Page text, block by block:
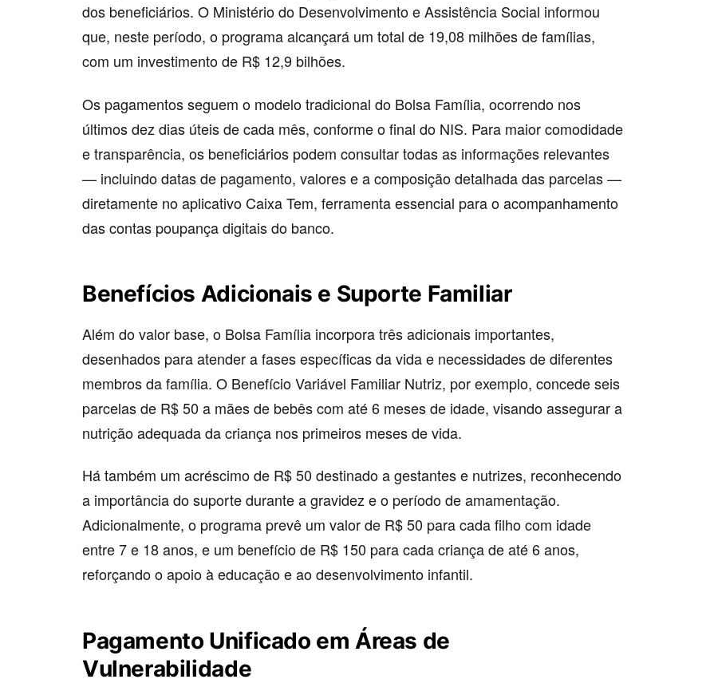
dos beneficiários. O Ministério do Desenvolvimento e Assistência Social informou
que, neste período, o programa alcançará um total de 19,08 milhões de famílias,
com um investimento de R$ 12,9 bilhões.
Os pagamentos seguem o modelo tradicional do Bolsa Família, ocorrendo nos
últimos dez dias úteis de cada mês, conforme o final do NIS. Para maior comodidade
e transparência, os beneficiários podem consultar todas as informações relevantes
— incluindo datas de pagamento, valores e a composição detalhada das parcelas —
diretamente no aplicativo Caixa Tem, ferramenta essencial para o acompanhamento
das contas poupança digitais do banco.
Benefícios Adicionais e Suporte Familiar
Além do valor base, o Bolsa Família incorpora três adicionais importantes,
desenhados para atender a fases específicas da vida e necessidades de diferentes
membros da família. O Benefício Variável Familiar Nutriz, por exemplo, concede seis
parcelas de R$ 50 a mães de bebês com até 6 meses de idade, visando assegurar a
nutrição adequada da criança nos primeiros meses de vida.
Há também um acréscimo de R$ 50 destinado a gestantes e nutrizes, reconhecendo
a importância do suporte durante a gravidez e o período de amamentação.
Adicionalmente, o programa prevê um valor de R$ 50 para cada filho com idade
entre 7 e 18 anos, e um benefício de R$ 150 para cada criança de até 6 anos,
reforçando o apoio à educação e ao desenvolvimento infantil.
Pagamento Unificado em Áreas de
Vulnerabilidade